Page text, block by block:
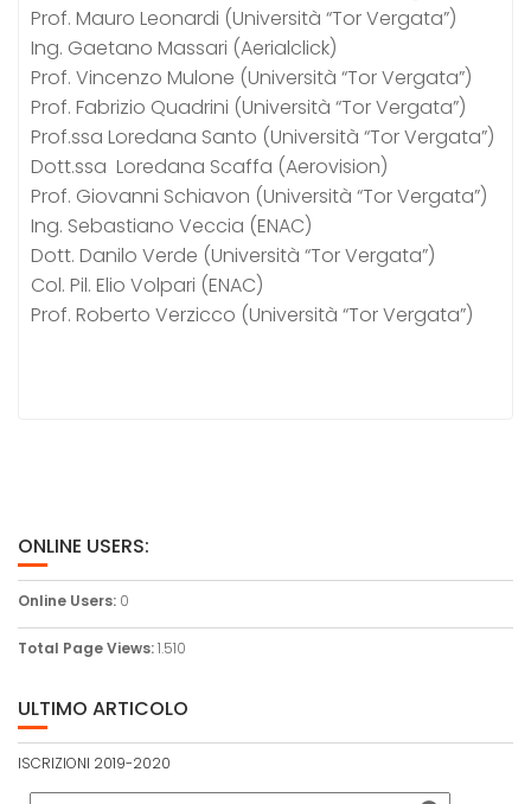
Prof. Mauro Leonardi (Università “Tor Vergata”)
Ing. Gaetano Massari (Aerialclick)
Prof. Vincenzo Mulone (Università “Tor Vergata”)
Prof. Fabrizio Quadrini (Università “Tor Vergata”)
Prof.ssa Loredana Santo (Università “Tor Vergata”)
Dott.ssa Loredana Scaffa (Aerovision)
Prof. Giovanni Schiavon (Università “Tor Vergata”)
Ing. Sebastiano Veccia (ENAC)
Dott. Danilo Verde (Università “Tor Vergata”)
Col. Pil. Elio Volpari (ENAC)
Prof. Roberto Verzicco (Università “Tor Vergata”)
ONLINE USERS:
Online Users: 0
Total Page Views:1.510
ULTIMO ARTICOLO
ISCRIZIONI 2019-2020